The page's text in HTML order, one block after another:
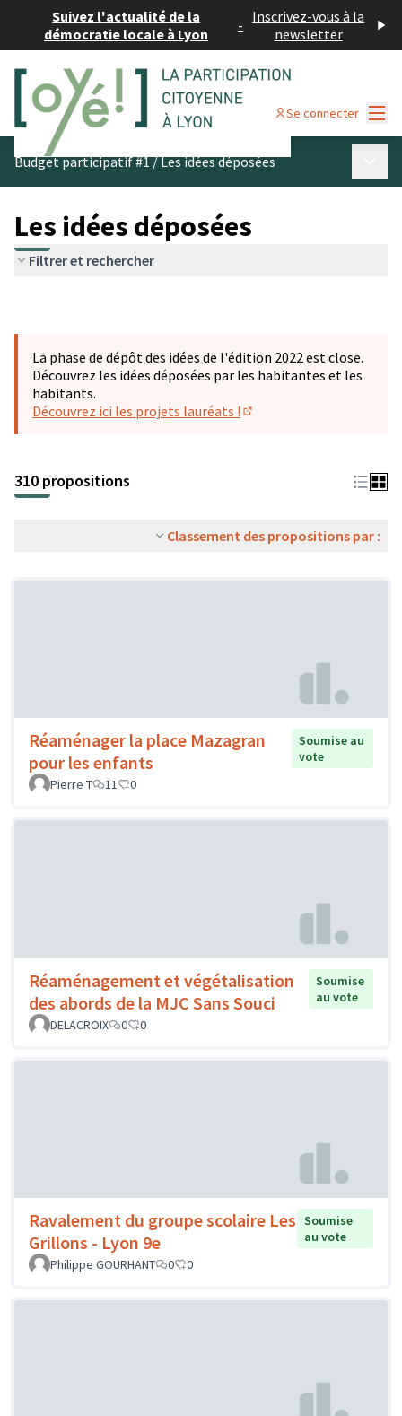
Suivez l'actualité de la
démocratie locale à Lyon
- Inscrivez-vous à la
newsletter
Se connecter
Budget participatif #1/Les idées déposées
Les idées déposées
Filtrer et rechercher
La phase de dépôt des idées de l'édition 2022 est close.
Découvrez les idées déposées par les habitantes et les
habitants.
Découvrez ici les projets lauréats !
310 propositions
Classement des propositions par :
Réaménager la place Mazagran
pour les enfants
Soumise au
vote
Pierre T
11 0
Réaménagement et végétalisation
des abords de la MJC Sans Souci
Soumise
au vote
DELACROIX
0 0
Ravalement du groupe scolaire Les
Grillons - Lyon 9e
Soumise
au vote
Philippe GOURHANT
0 0